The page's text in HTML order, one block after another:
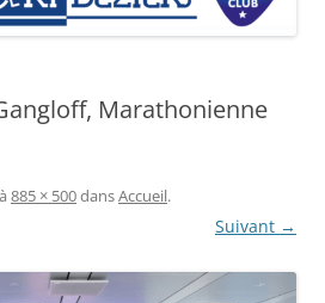
Marathonienne
à 885 × 500dansAccueil.
Suivant →